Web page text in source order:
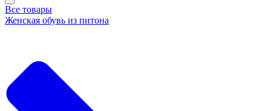
Все товары
Женская обувь из питона